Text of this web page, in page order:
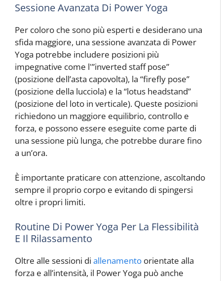
Sessione Avanzata Di Power Yoga
Per coloro che sono più esperti e desiderano una
sfida maggiore, una sessione avanzata di Power
Yoga potrebbe includere posizioni più
impegnative come l'”inverted staff pose”
(posizione dell’asta capovolta), la “firefly pose”
(posizione della lucciola) e la “lotus headstand”
(posizione del loto in verticale). Queste posizioni
richiedono un maggiore equilibrio, controllo e
forza, e possono essere eseguite come parte di
una sessione più lunga, che potrebbe durare fino
a un’ora.
È importante praticare con attenzione, ascoltando
sempre il proprio corpo e evitando di spingersi
oltre i propri limiti.
Routine Di Power Yoga Per La Flessibilità
E Il Rilassamento
Oltre alle sessioni di allenamento orientate alla
forza e all’intensità, il Power Yoga può anche